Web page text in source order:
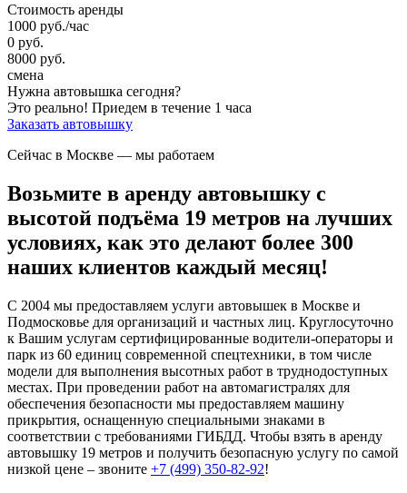
Стоимость аренды
1000 руб./час
0 руб.
8000 руб.
смена
Нужна автовышка сегодня?
Это реально! Приедем в течение 1 часа
Заказать автовышку
Сейчас в Москве — мы работаем
Возьмите в аренду автовышку с
высотой подъёма 19 метров на лучших
условиях, как это делают более 300
наших клиентов каждый месяц!
С 2004 мы предоставляем услуги автовышек в Москве и
Подмосковье для организаций и частных лиц. Круглосуточно
к Вашим услугам сертифицированные водители-операторы и
парк из 60 единиц современной спецтехники, в том числе
модели для выполнения высотных работ в труднодоступных
местах. При проведении работ на автомагистралях для
обеспечения безопасности мы предоставляем машину
прикрытия, оснащенную специальными знаками в
соответствии с требованиями ГИБДД. Чтобы взять в аренду
автовышку 19 метров и получить безопасную услугу по самой
низкой цене – звоните +7 (499) 350-82-92!